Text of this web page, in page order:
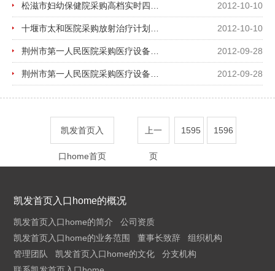
2012-10-10
2012-10-10
2012-09-28
2012-09-28
凯发首页入
口home首页
上一
页
1595 1596
凯发首页入口home的概况
凯发首页入口home的简介
公司资质
凯发首页入口home的业务范围
董事长致辞
组织机构
管理团队
凯发首页入口home的文化
分支机构